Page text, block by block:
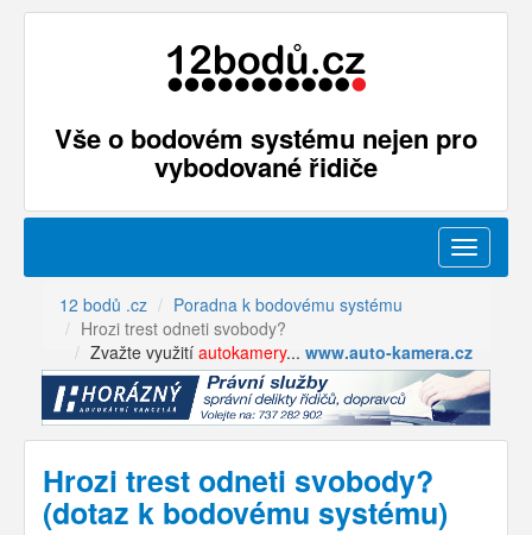
Vše o bodovém systému nejen pro
vybodované řidiče
Menu
12 bodů .cz
Poradna k bodovému systému
Hrozi trest odneti svobody?
Zvažte využití autokamery... www.auto-kamera.cz
Hrozi trest odneti svobody?
(dotaz k bodovému systému)